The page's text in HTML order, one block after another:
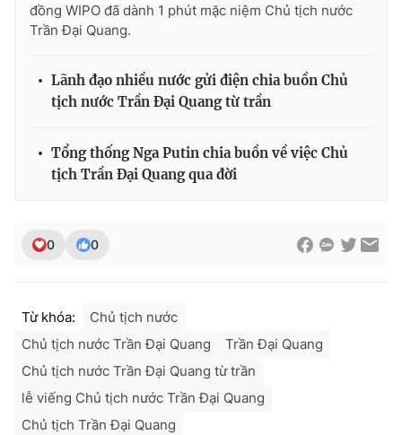
đồng WIPO đã dành 1 phút mặc niệm Chủ tịch nước
Trần Đại Quang.
Lãnh đạo nhiều nước gửi điện chia buồn Chủ
tịch nước Trần Đại Quang từ trần
Tổng thống Nga Putin chia buồn về việc Chủ
tịch Trần Đại Quang qua đời
0 0
Từ khóa:
Chủ tịch nước
Chủ tịch nước Trần Đại Quang
Trần Đại Quang
Chủ tịch nước Trần Đại Quang từ trần
lễ viếng Chủ tịch nước Trần Đại Quang
Chủ tịch Trần Đại Quang